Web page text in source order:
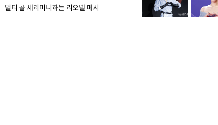
멀티 골 세리머니하는 리오넬 메시